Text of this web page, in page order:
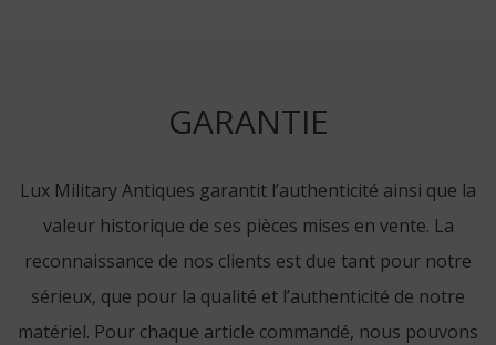
GARANTIE
Lux Military Antiques garantit l’authenticité ainsi que la
valeur historique de ses pièces mises en vente. La
reconnaissance de nos clients est due tant pour notre
sérieux, que pour la qualité et l’authenticité de notre
matériel. Pour chaque article commandé, nous pouvons